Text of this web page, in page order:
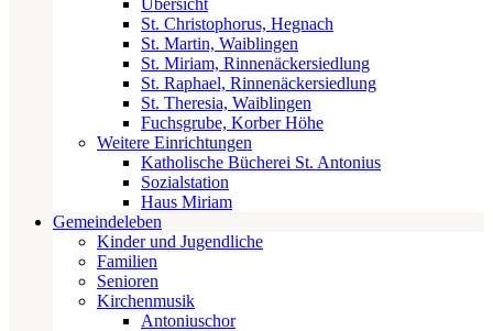
Übersicht
St. Christophorus, Hegnach
St. Martin, Waiblingen
St. Miriam, Rinnenäckersiedlung
St. Raphael, Rinnenäckersiedlung
St. Theresia, Waiblingen
Fuchsgrube, Korber Höhe
Weitere Einrichtungen
Katholische Bücherei St. Antonius
Sozialstation
Haus Miriam
Gemeindeleben
Kinder und Jugendliche
Familien
Senioren
Kirchenmusik
Antoniuschor